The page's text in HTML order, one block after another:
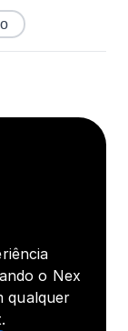
o Nex
qualquer